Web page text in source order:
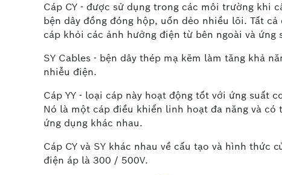
Cáp CY - được sử dụng trong các môi trường khi
bện dây đồng đóng hộp, uốn dẻo nhiều lõi. Tất
cáp khỏi các ảnh hưởng điện từ bên ngoài và ứng
SY Cables - bện dây thép mạ kẽm làm tăng khả
nhiễu điện.
Cáp YY - loại cáp này hoạt động tốt với ứng suất
Nó là một cáp điều khiển linh hoạt đa năng và
ứng dụng khác nhau.
Cáp CY và SY khác nhau về cấu tạo và hình thức
điện áp là 300 / 500V.